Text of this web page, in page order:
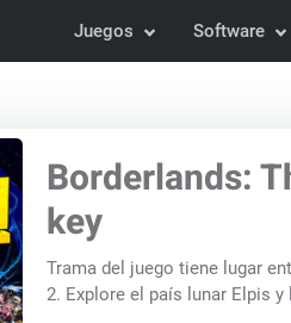
Juegos Software
Borderlands:
key
Trama del juego tiene lugar
2. Explore el país lunar Elpis